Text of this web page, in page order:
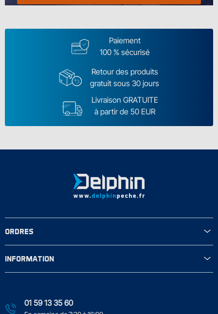
Paiement
100 % sécurisé
Retour des produits
gratuit sous 30 jours
Livraison GRATUITE
à partir de 50 EUR
01 59 13 35 60
ORDRES
INFORMATION